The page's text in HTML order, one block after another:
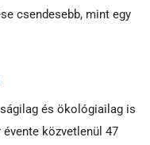
csendesebb, mint egy
és ökológiailag is
évente közvetlenül 47